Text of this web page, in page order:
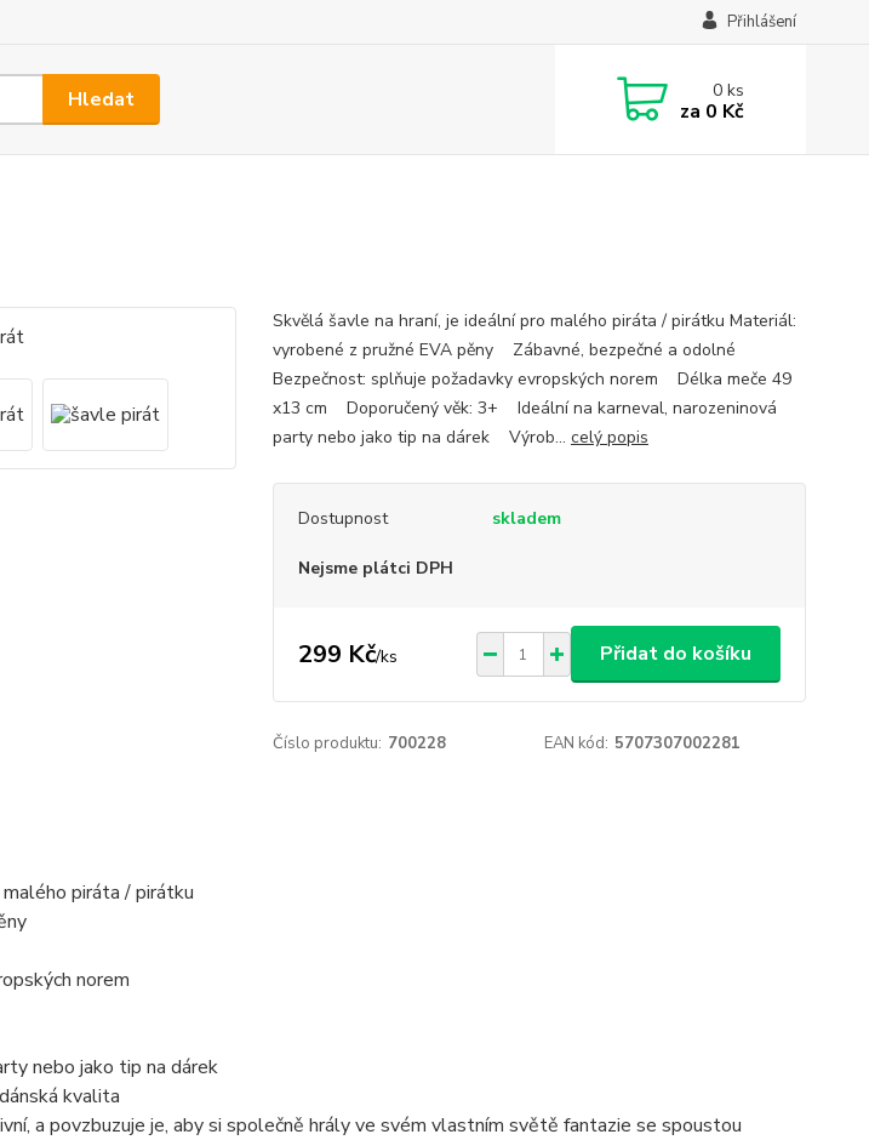
Přihlášení
Hledat 0ks
za 0 Kč
Skvělá šavle na hraní, je ideální pro malého piráta / pirátku Materiál:
vyrobené z pružné EVA pěny Zábavné, bezpečné a odolné
Bezpečnost: splňuje požadavky evropských norem Délka meče 49
x13 cm Doporučený věk: 3+ Ideální na karneval, narozeninová
party nebo jako tip na dárek Výrob... celý popis
Dostupnost skladem
Nejsme plátci DPH
299 Kč/ks Přidat do košíku
Číslo produktu: 700228 EAN kód: 5707307002281
malého piráta / pirátku
norem
nebo jako tip na dárek
kvalita
a povzbuzuje je, aby si společně hrály ve svém vlastním světě fantazie se spoustou